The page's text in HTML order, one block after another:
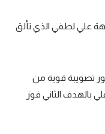
علي لطفي الذي تألق
أنور تصويبة قوية من
بالهدف الثاني فوز